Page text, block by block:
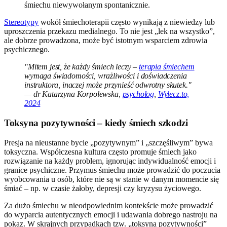
śmiechu niewywołanym spontanicznie.
Stereotypy wokół śmiechoterapii często wynikają z niewiedzy lub
uproszczenia przekazu medialnego. To nie jest „lek na wszystko”,
ale dobrze prowadzona, może być istotnym wsparciem zdrowia
psychicznego.
"Mitem jest, że każdy śmiech leczy –terapia śmiechem
wymaga świadomości, wrażliwości i doświadczenia
instruktora, inaczej może przynieść odwrotny skutek."
— dr Katarzyna Korpolewska, psycholog Wylecz.to,
2024
Toksyna pozytywności – kiedy śmiech szkodzi
Presja na nieustanne bycie „pozytywnym” i „szczęśliwym” bywa
toksyczna. Współczesna kultura często promuje śmiech jako
rozwiązanie na każdy problem, ignorując indywidualność emocji i
granice psychiczne. Przymus śmiechu może prowadzić do poczucia
wyobcowania u osób, które nie są w stanie w danym momencie się
śmiać – np. w czasie żałoby, depresji czy kryzysu życiowego.
Za dużo śmiechu w nieodpowiednim kontekście może prowadzić
do wyparcia autentycznych emocji i udawania dobrego nastroju na
pokaz. W skrajnych przypadkach tzw. „toksyna pozytywności”